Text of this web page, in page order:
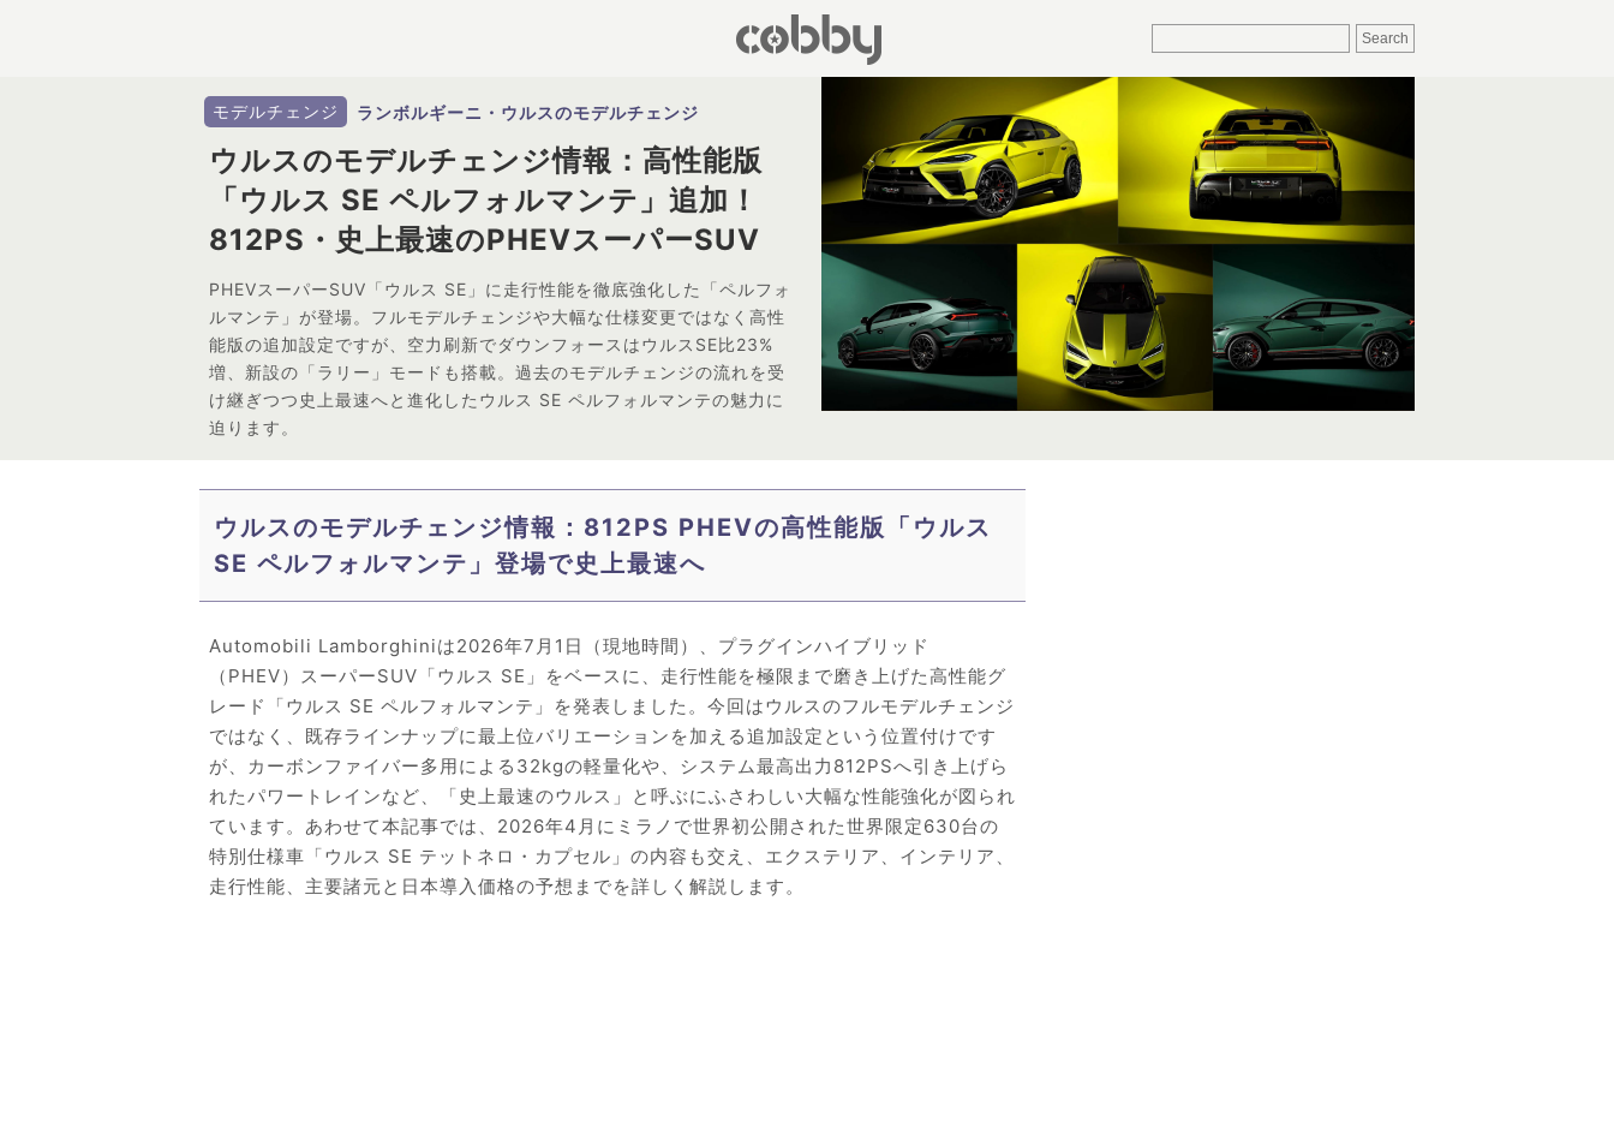
モデルチェンジ ランボルギーニ・ウルスのモデルチェンジ
ウルスのモデルチェンジ情報：高性能版
「ウルス SE ペルフォルマンテ」追加！
812PS・史上最速のPHEVスーパーSUV
PHEVスーパーSUV「ウルス SE」に走行性能を徹底強化した「ペルフォ
ルマンテ」が登場。フルモデルチェンジや大幅な仕様変更ではなく高性
能版の追加設定ですが、空力刷新でダウンフォースはウルスSE比23%
増、新設の「ラリー」モードも搭載。過去のモデルチェンジの流れを受
け継ぎつつ史上最速へと進化したウルス SE ペルフォルマンテの魅力に
迫ります。
ウルスのモデルチェンジ情報：812PS PHEVの高性能版「ウルス
SE ペルフォルマンテ」登場で史上最速へ
Automobili Lamborghiniは2026年7月1日（現地時間）、プラグインハイブリッド
（PHEV）スーパーSUV「ウルス SE」をベースに、走行性能を極限まで磨き上げた高性能グ
レード「ウルス SE ペルフォルマンテ」を発表しました。今回はウルスのフルモデルチェンジ
ではなく、既存ラインナップに最上位バリエーションを加える追加設定という位置付けです
が、カーボンファイバー多用による32kgの軽量化や、システム最高出力812PSへ引き上げら
れたパワートレインなど、「史上最速のウルス」と呼ぶにふさわしい大幅な性能強化が図られ
ています。あわせて本記事では、2026年4月にミラノで世界初公開された世界限定630台の
特別仕様車「ウルス SE テットネロ・カプセル」の内容も交え、エクステリア、インテリア、
走行性能、主要諸元と日本導入価格の予想までを詳しく解説します。